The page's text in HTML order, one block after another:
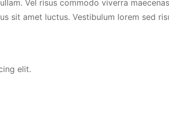
Vel risus commodo viverra
sit amet luctus. Vestibulum lorem sed
elit.